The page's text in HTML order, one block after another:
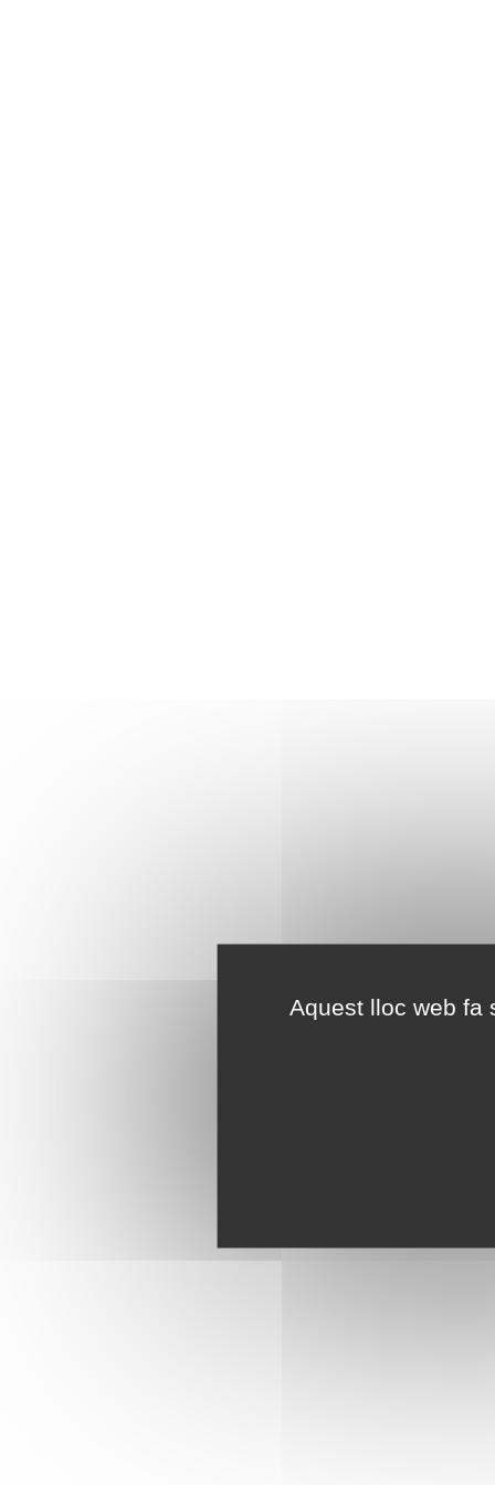
Aquest lloc web fa